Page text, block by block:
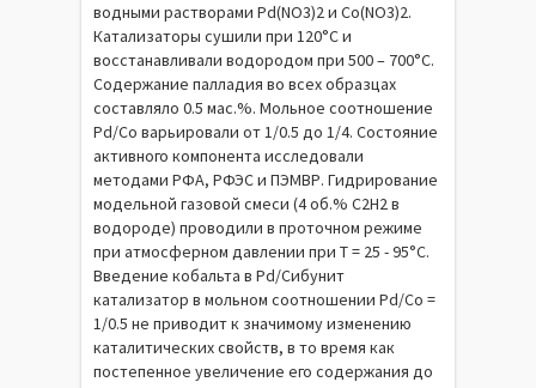
водными растворами Pd(NO3)2 и Co(NO3)2.
Катализаторы сушили при 120°С и
восстанавливали водородом при 500 – 700°С.
Содержание палладия во всех образцах
составляло 0.5 мас.%. Мольное соотношение
Pd/Co варьировали от 1/0.5 до 1/4. Состояние
активного компонента исследовали
методами РФА, РФЭС и ПЭМВР. Гидрирование
модельной газовой смеси (4 об.% C2H2 в
водороде) проводили в проточном режиме
при атмосферном давлении при T = 25 - 95°С.
Введение кобальта в Pd/Сибунит
катализатор в мольном соотношении Pd/Co =
1/0.5 не приводит к значимому изменению
каталитических свойств, в то время как
постепенное увеличение его содержания до